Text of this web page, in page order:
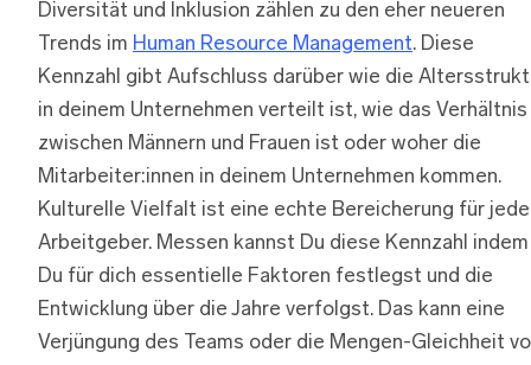
Diversität und Inklusion zählen zu den eher neueren
Trends im Human Resource Management. Diese
Kennzahl gibt Aufschluss darüber wie die
in deinem Unternehmen verteilt ist, wie das Verhältnis
zwischen Männern und Frauen ist oder woher die
Mitarbeiter:innen in deinem Unternehmen kommen.
Kulturelle Vielfalt ist eine echte Bereicherung für
Arbeitgeber. Messen kannst Du diese Kennzahl indem
Du für dich essentielle Faktoren festlegst und die
Entwicklung über die Jahre verfolgst. Das kann eine
Verjüngung des Teams oder die Mengen-Gleichheit